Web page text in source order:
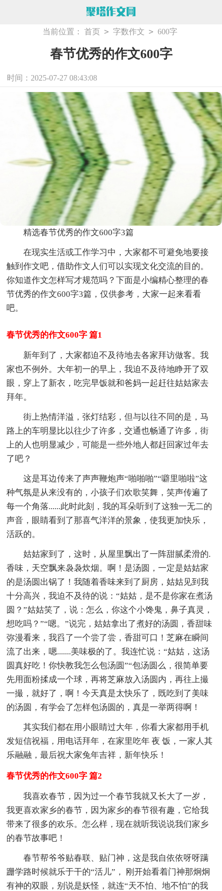
当前位置： 首页 > 字数作文 > 600字
春节优秀的作文600字
时间：2025-07-27 08:43:08
精选春节优秀的作文600字3篇
在现实生活或工作学习中，大家都不可避免地要接
触到作文吧，借助作文人们可以实现文化交流的目的。
你知道作文怎样写才规范吗？下面是小编精心整理的春
节优秀的作文600字3篇，仅供参考，大家一起来看看
吧。
春节优秀的作文600字 篇1
新年到了，大家都迫不及待地去各家拜访做客。我
家也不例外。大年初一的早上，我迫不及待地睁开了双
眼，穿上了新衣，吃完早饭就和爸妈一起赶往姑姑家去
拜年。
街上热情洋溢，张灯结彩，但与以往不同的是，马
路上的车明显比以往少了许多，交通也畅通了许多，街
上的人也明显减少，可能是一些外地人都赶回家过年去
了吧？
这是耳边传来了声声鞭炮声“啪啪啪”“噼里啪啦”这
种气氛是从来没有的，小孩子们欢歌笑舞，笑声传遍了
每一个角落......此时此刻，我的耳朵听到了这独一无二的
声音，眼睛看到了那喜气洋洋的景象，使我更加快乐，
活跃的。
姑姑家到了，这时，从屋里飘出了一阵甜腻柔滑的.
香味，天空飘来袅袅炊烟。啊！是汤圆，一定是姑姑家
的是汤圆出锅了！我随着香味来到了厨房，姑姑见到我
十分高兴，我迫不及待的说：“姑姑，是不是你家在煮汤
圆？”姑姑笑了，说：怎么，你这个小馋鬼，鼻子真灵，
想吃吗？”“嗯。”说完，姑姑拿出了煮好的汤圆，香甜味
弥漫看来，我舀了一个尝了尝，香甜可口！芝麻在瞬间
流了出来，嗯.......美味极的了。我连忙说：“姑姑，这汤
圆真好吃！你快教我怎么包汤圆”“包汤圆么，很简单要
先用面粉揉成一个球，再将芝麻放入汤圆内，再往上撮
一撮，就好了，啊！今天真是太快乐了，既吃到了美味
的汤圆，有学会了怎样包汤圆的，真是一举两得啊！
其实我们都在用小眼睛过大年，你看大家都用手机
发短信祝福，用电话拜年，在家里吃年 夜 饭，一家人其
乐融融，最后祝大家兔年吉祥，新年快乐！
春节优秀的作文600字 篇2
我喜欢春节，因为过一个春节我就又长大了一岁，
我更喜欢家乡的春节，因为家乡的春节很有趣，它给我
带来了很多的欢乐。怎么样，现在就听我说说我们家乡
的春节故事吧！
春节帮爷爷贴春联、贴门神，这是我自依依呀呀蹒
跚学路时候就乐于干的“活儿”， 刚开始看着门神那炯炯
有神的双眼，别说是妖怪，就连“天不怕、地不怕”的我